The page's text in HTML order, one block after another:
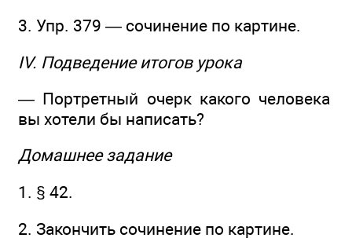
3. Упр. 379 — сочинение по картине.
IV. Подведение итогов урока
— Портретный очерк какого человека
вы хотели бы написать?
Домашнее задание
1. § 42.
2. Закончить сочинение по картине.